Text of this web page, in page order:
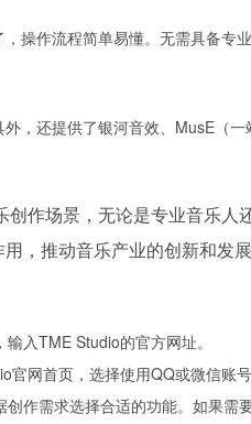
操作流程简单易懂。无需具备专
，还提供了银河音效、MusE（
创作场景，无论是专业音乐
，推动音乐产业的创新和发展
输入TME Studio的官方网址。
官网首页，选择使用QQ或微信账
创作需求选择合适的功能。如果需